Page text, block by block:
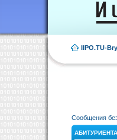
IIPO.TU-
Сообщения